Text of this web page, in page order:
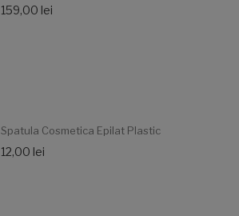
159,00 lei
Spatula Cosmetica Epilat Plastic
12,00 lei